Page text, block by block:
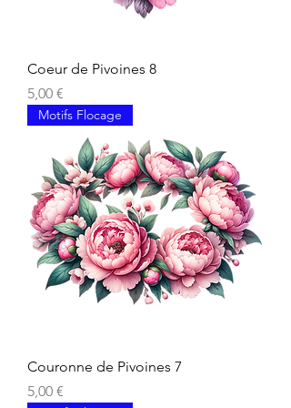
Coeur de Pivoines 8
Prix
5,00 €
Motifs Flocage
Couronne de Pivoines 7
Prix
5,00 €